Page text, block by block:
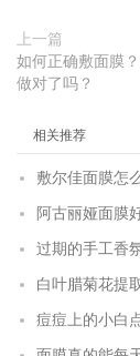
上一篇
如何正确敷面膜
做对了吗？
相关推荐
敷尔佳面膜怎
阿古丽娅面膜
过期的手工香
白叶腊菊花提
痘痘上的小白